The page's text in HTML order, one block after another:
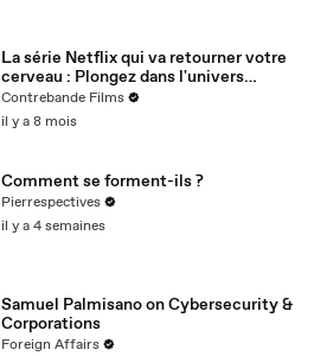
La série Netflix qui va retourner votre
cerveau : Plongez dans l'univers
complexe de DARK
Contrebande Films
il y a 8 mois
Comment se forment-ils ?
Pierrespectives
il y a 4 semaines
Samuel Palmisano on Cybersecurity &
Corporations
Foreign Affairs